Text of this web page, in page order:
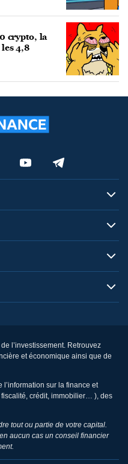
crypto, la
4,8
l’investissement. Retrouvez
et économique ainsi que de
l’information sur la finance et
fiscalité, crédit, immobilier… ), des
tout ou partie de votre capital.
aucun cas un conseil financier